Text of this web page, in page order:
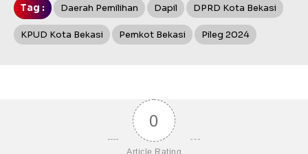
Tag : Daerah Pemilihan Dapil DPRD Kota Bekasi
KPUD Kota Bekasi Pemkot Bekasi Pileg 2024
0